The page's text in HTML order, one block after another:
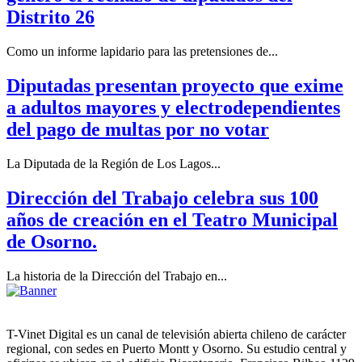
Distrito 26
Como un informe lapidario para las pretensiones de...
Diputadas presentan proyecto que exime
a adultos mayores y electrodependientes
del pago de multas por no votar
La Diputada de la Región de Los Lagos...
Dirección del Trabajo celebra sus 100
años de creación en el Teatro Municipal
de Osorno.
La historia de la Dirección del Trabajo en...
T-Vinet Digital es un canal de televisión abierta chileno de carácter
regional, con sedes en Puerto Montt y Osorno. Su estudio central y